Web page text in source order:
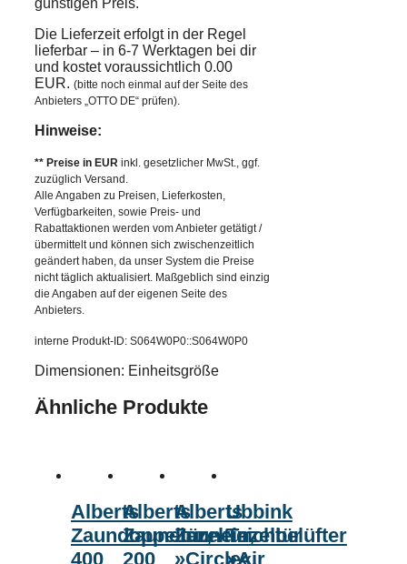
Die Lieferzeit erfolgt in der Regel
lieferbar – in 6-7 Werktagen bei dir
und kostet voraussichtlich 0.00
EUR. (bitte noch einmal auf der Seite des
Anbieters „OTTO DE“ prüfen).
Hinweise:
** Preise in EUR inkl. gesetzlicher MwSt., ggf.
zuzüglich Versand.
Alle Angaben zu Preisen, Lieferkosten,
Verfügbarkeiten, sowie Preis- und
Rabattaktionen werden vom Anbieter getätigt /
übermittelt und können sich zwischenzeitlich
geändert haben, da unser System die Preise
nicht täglich aktualisiert. Maßgeblich sind einzig
die Angaben auf der eigenen Seite des
Anbieters.
interne Produkt-ID: S064W0P0::S064W0P0
Dimensionen: Einheitsgröße
Ähnliche Produkte
Alberts
Zaundoppeltür,
400
Alberts
Zauneinzeltür,
200
Alberts
Zauneinzeltür
»Circle«,
Ubbink
Teichbelüfter
»Air